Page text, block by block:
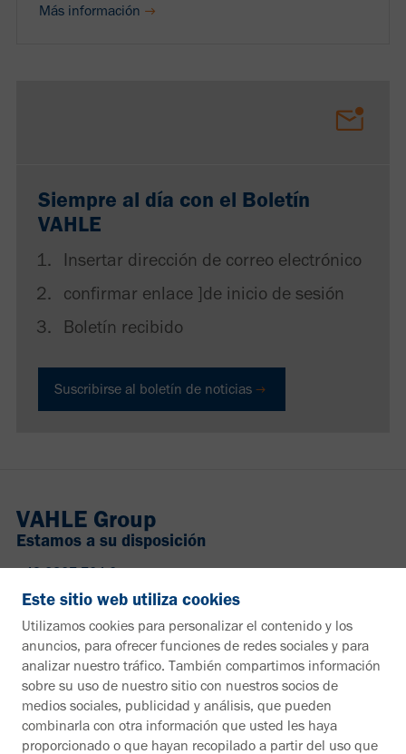
Más información
Siempre al día con el Boletín
VAHLE
Insertar dirección de correo electrónico
confirmar enlace ]de inicio de sesión
Boletín recibido
Suscribirse al boletín de noticias
VAHLE Group
Estamos a su disposición
+49 2307 704-0
info@vahle.de
Paul Vahle GmbH & Co. KG
Westicker Str. 52
59174 Kamen
Alemania
¿Desea más información?
Este sitio web utiliza cookies
Utilizamos cookies para personalizar el contenido y los
anuncios, para ofrecer funciones de redes sociales y para
analizar nuestro tráfico. También compartimos información
sobre su uso de nuestro sitio con nuestros socios de
medios sociales, publicidad y análisis, que pueden
combinarla con otra información que usted les haya
proporcionado o que hayan recopilado a partir del uso que